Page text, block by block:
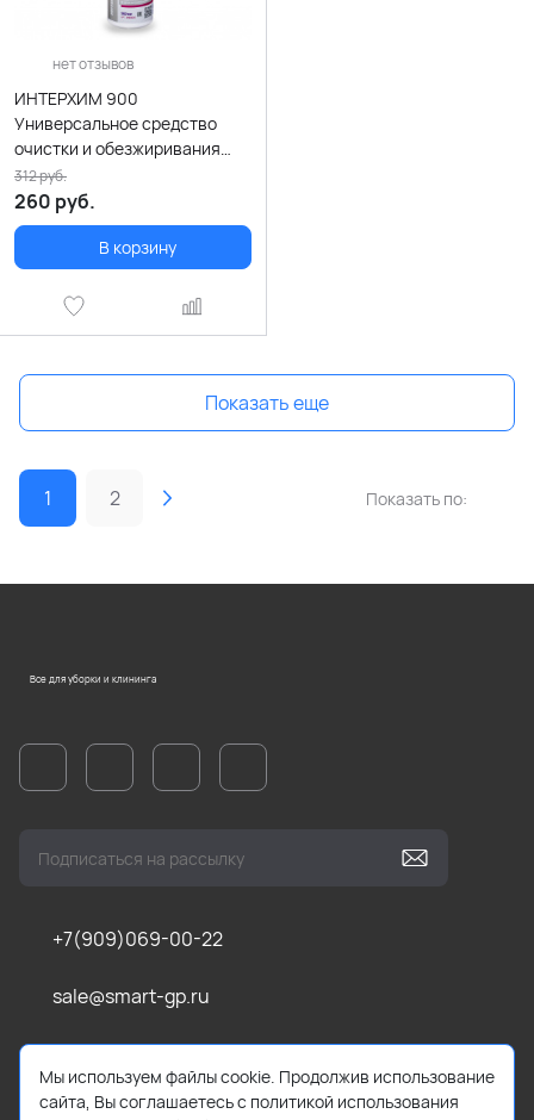
нет отзывов
ИНТЕРХИМ 900
Универсальное средство
очистки и обезжиривания
500 мл
260 руб.
312руб.
В корзину
Показать еще
1 2 Показать по:
Все для уборки и клининга
+7(909)069-00-22
sale@smart-gp.ru
г. Челябинск, ул Каслинская, д. 1, оф. 201 (1 этаж)
Мы используем файлы cookie. Продолжив использование
сайта, Вы соглашаетесь с политикой использования